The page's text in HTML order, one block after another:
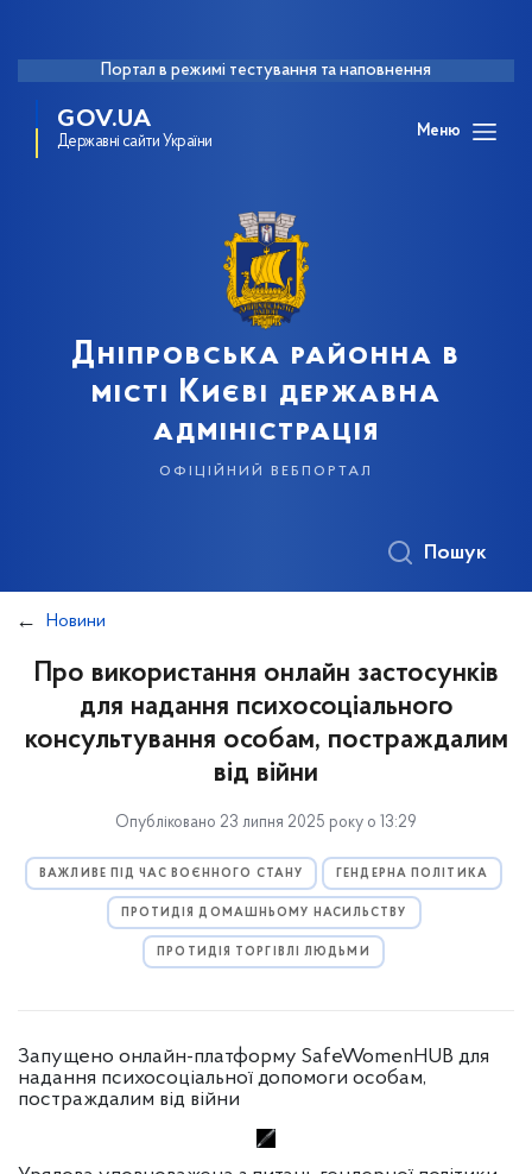
Портал в режимі тестування та наповнення
GOV.UA
Державні сайти України
Меню
Дніпровська районна в
місті Києві державна
адміністрація
офіційний вебпортал
Пошук
Новини
Про використання онлайн застосунків
для надання психосоціального
консультування особам, постраждалим
від війни
Опубліковано 23 липня 2025 року о 13:29
ВАЖЛИВЕ ПІД ЧАС ВОЄННОГО СТАНУ ГЕНДЕРНА ПОЛІТИКА
ПРОТИДІЯ ДОМАШНЬОМУ НАСИЛЬСТВУ
ПРОТИДІЯ ТОРГІВЛІ ЛЮДЬМИ
Запущено онлайн-платформу SafeWomenHUB для
надання психосоціальної допомоги особам,
постраждалим від війни